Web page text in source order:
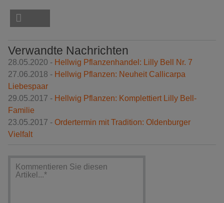
Verwandte Nachrichten
28.05.2020 - Hellwig Pflanzenhandel: Lilly Bell Nr. 7
27.06.2018 - Hellwig Pflanzen: Neuheit Callicarpa
Liebespaar
29.05.2017 - Hellwig Pflanzen: Komplettiert Lilly Bell-
Familie
23.05.2017 - Ordertermin mit Tradition: Oldenburger
Vielfalt